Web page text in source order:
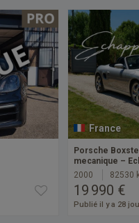
France
Porsche
mecanique –
2000
82530
19 990 €
Publié il y a 28